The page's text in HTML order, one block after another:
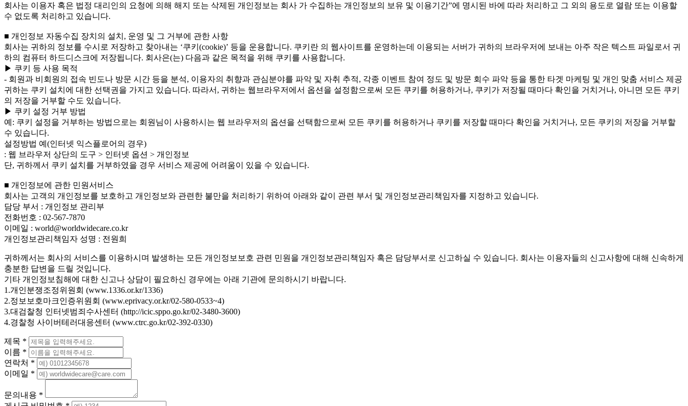
회사는 이용자 혹은 법정 대리인의 요청에 의해 해지 또는 삭제된 개인정보는 회사 가 수집하는 개인정보의 보유 및 이용기간”에 명시된 바에 따라 처리하고 그 외의 용도로 열람 또는 이용할
수 없도록 처리하고 있습니다.
■ 개인정보 자동수집 장치의 설치, 운영 및 그 거부에 관한 사항
회사는 귀하의 정보를 수시로 저장하고 찾아내는 ‘쿠키(cookie)’ 등을 운용합니다. 쿠키란 의 웹사이트를 운영하는데 이용되는 서버가 귀하의 브라우저에 보내는 아주 작은 텍스트 파일로서 귀
하의 컴퓨터 하드디스크에 저장됩니다. 회사은(는) 다음과 같은 목적을 위해 쿠키를 사용합니다.
▶ 쿠키 등 사용 목적
- 회원과 비회원의 접속 빈도나 방문 시간 등을 분석, 이용자의 취향과 관심분야를 파악 및 자취 추적, 각종 이벤트 참여 정도 및 방문 회수 파악 등을 통한 타겟 마케팅 및 개인 맞춤 서비스 제공
귀하는 쿠키 설치에 대한 선택권을 가지고 있습니다. 따라서, 귀하는 웹브라우저에서 옵션을 설정함으로써 모든 쿠키를 허용하거나, 쿠키가 저장될 때마다 확인을 거치거나, 아니면 모든 쿠키
의 저장을 거부할 수도 있습니다.
▶ 쿠키 설정 거부 방법
예: 쿠키 설정을 거부하는 방법으로는 회원님이 사용하시는 웹 브라우저의 옵션을 선택함으로써 모든 쿠키를 허용하거나 쿠키를 저장할 때마다 확인을 거치거나, 모든 쿠키의 저장을 거부할
수 있습니다.
설정방법 예(인터넷 익스플로어의 경우)
: 웹 브라우저 상단의 도구 > 인터넷 옵션 > 개인정보
단, 귀하께서 쿠키 설치를 거부하였을 경우 서비스 제공에 어려움이 있을 수 있습니다.
■ 개인정보에 관한 민원서비스
회사는 고객의 개인정보를 보호하고 개인정보와 관련한 불만을 처리하기 위하여 아래와 같이 관련 부서 및 개인정보관리책임자를 지정하고 있습니다.
담당 부서 : 개인정보 관리부
전화번호 : 02-567-7870
이메일 : world@worldwidecare.co.kr
개인정보관리책임자 성명 : 전원희
귀하께서는 회사의 서비스를 이용하시며 발생하는 모든 개인정보보호 관련 민원을 개인정보관리책임자 혹은 담당부서로 신고하실 수 있습니다. 회사는 이용자들의 신고사항에 대해 신속하게
충분한 답변을 드릴 것입니다.
기타 개인정보침해에 대한 신고나 상담이 필요하신 경우에는 아래 기관에 문의하시기 바랍니다.
1.개인분쟁조정위원회 (www.1336.or.kr/1336)
2.정보보호마크인증위원회 (www.eprivacy.or.kr/02-580-0533~4)
3.대검찰청 인터넷범죄수사센터 (http://icic.sppo.go.kr/02-3480-3600)
4.경찰청 사이버테러대응센터 (www.ctrc.go.kr/02-392-0330)
제목 *
이름 *
연락처 *
이메일 *
문의내용 *